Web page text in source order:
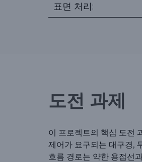
표면 처리:
도전 과제
이 프로젝트의 핵심 도전
제어가 요구되는 대구경,
흐름 경로는 약한 용접선